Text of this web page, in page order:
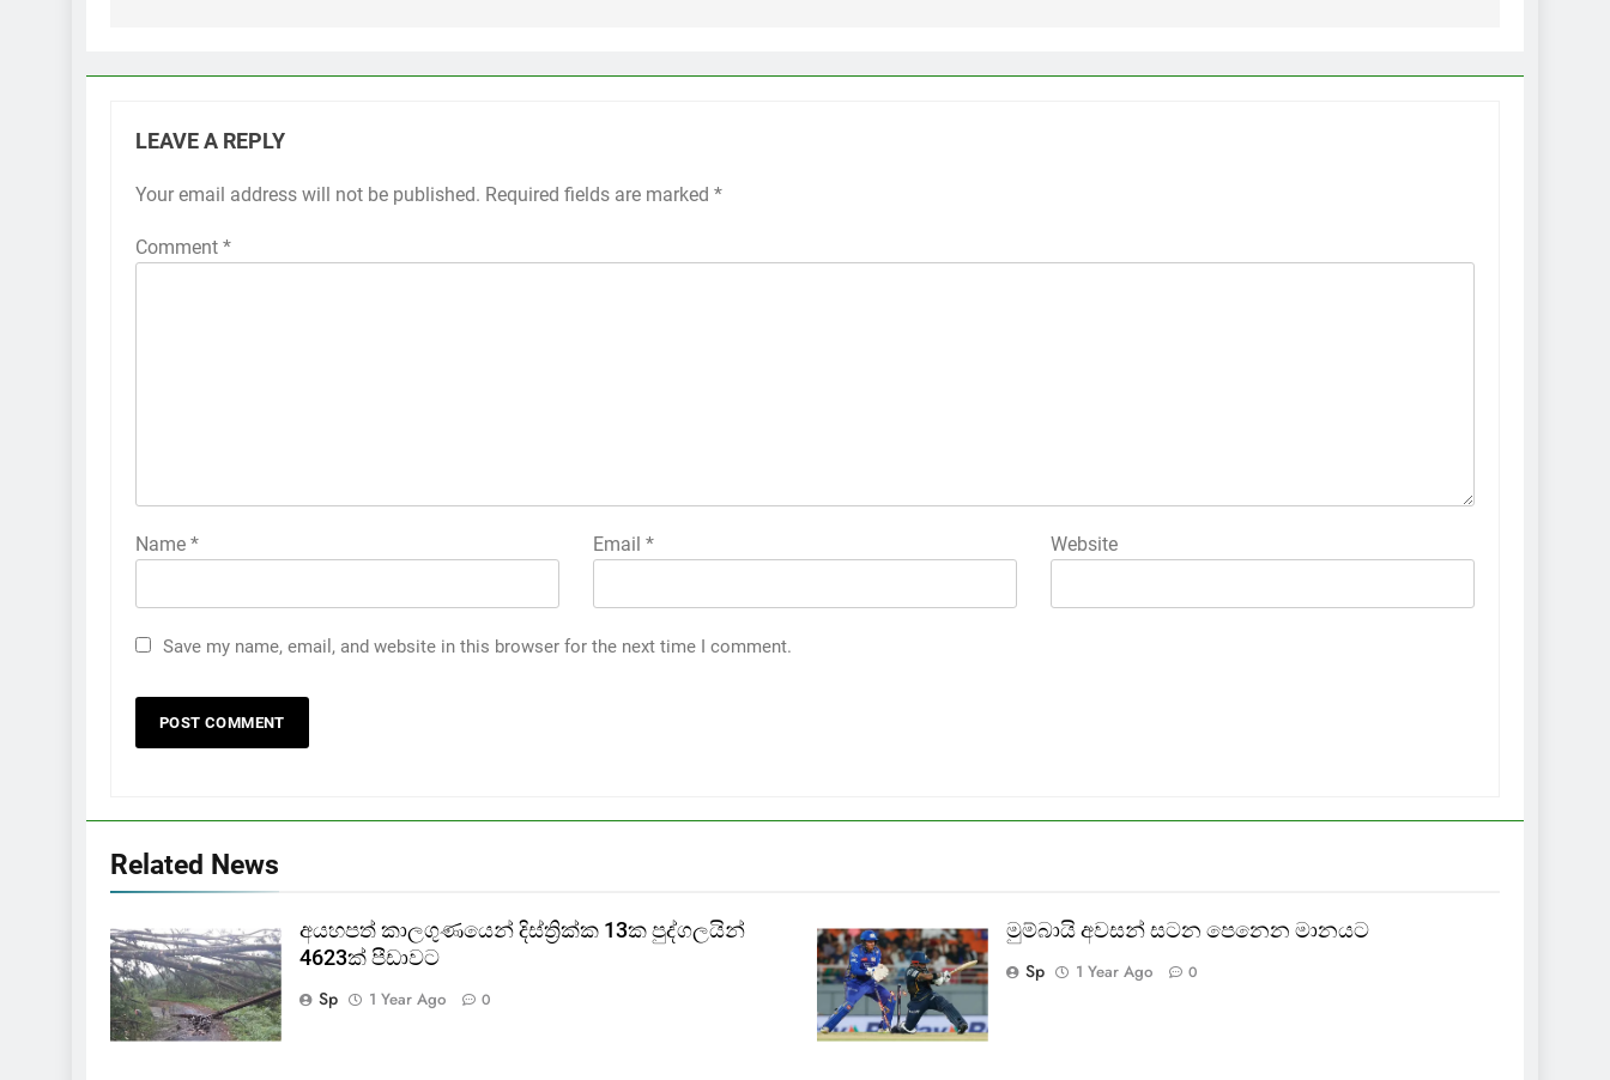
LEAVE A REPLY
Your email address will not be published. Required fields are marked *
Comment *
Name * Email* Website
Save my name, email, and website in this browser for the next time I comment.
Related News
අයහපත් කාලගුණයෙන් දිස්ත්‍රික්ක 13ක පුද්ගලයින්
4623ක් පීඩාවට
Sp
1 Year Ago 0
මුම්බායි අවසන් සටන පෙනෙන මානයට
Sp
1 Year Ago 0